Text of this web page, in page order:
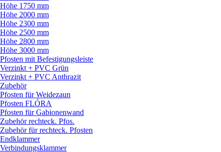
Höhe 1750 mm
Höhe 2000 mm
Höhe 2300 mm
Höhe 2500 mm
Höhe 2800 mm
Höhe 3000 mm
Pfosten mit Befestigungsleiste
Verzinkt + PVC Grün
Verzinkt + PVC Anthrazit
Zubehör
Pfosten für Weidezaun
Pfosten FLÓRA
Pfosten für Gabionenwand
Zubehör rechteck. Pfos.
Zubehör für rechteck. Pfosten
Endklammer
Verbindungsklammer